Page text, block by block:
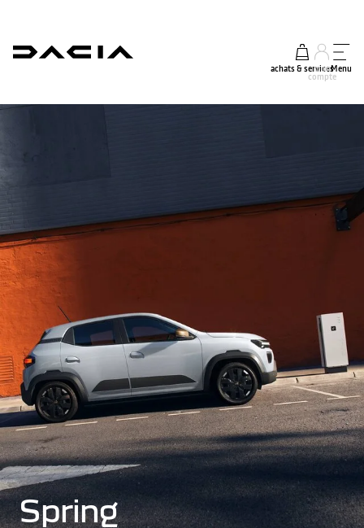
achats & services
mon
compte
Menu
Spring